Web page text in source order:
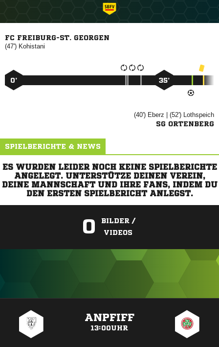
FC FREIBURG-ST. GEORGEN
(47') 
0’ 35’
(40')  | (52') 
SG ORTENBERG
SPIELBERICHTE & NEWS
ES WURDEN LEIDER NOCH KEINE SPIELBERICHTE
ANGELEGT. UNTERSTÜTZE DEINEN VEREIN,
DEINE MANNSCHAFT UND IHRE FANS, INDEM DU
DEN ERSTEN SPIELBERICHT ANLEGST.
0
BILDER /
VIDEOS
ANPFIFF
13:00UHR